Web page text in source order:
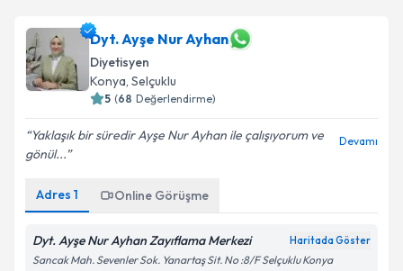
Dyt. Ayşe Nur Ayhan
Diyetisyen
Konya, Selçuklu
5 (68 Değerlendirme)
Yaklaşık bir süredir Ayşe Nur Ayhan ile çalışıyorum ve
gönül...
Devamı
Adres 1 Online Görüşme
Dyt. Ayşe Nur Ayhan Zayıflama Merkezi Haritada Göster
Sancak Mah. Sevenler Sok. Yanartaş Sit. No :8/F Selçuklu Konya